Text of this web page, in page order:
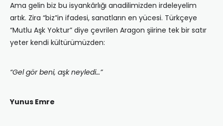
Ama gelin biz bu isyankârlığı anadilimizden irdeleyelim
artık. Zira “biz”in ifadesi, sanatların en yücesi. Türkçeye
“Mutlu Aşk Yoktur” diye çevrilen Aragon şiirine tek bir satır
yeter kendi kültürümüzden:
“Gel gör beni, aşk neyledi…”
Yunus Emre